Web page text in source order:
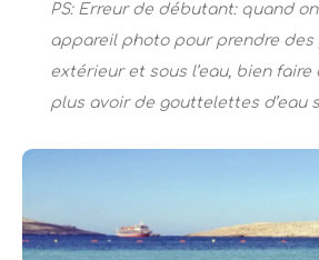
PS: Erreur de débutant: quand
appareil photo pour prendre des
extérieur et sous l’eau, bien
plus avoir de gouttelettes d’eau